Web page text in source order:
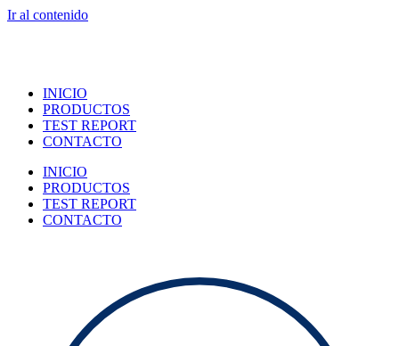
Ir al contenido
INICIO
PRODUCTOS
TEST REPORT
CONTACTO
INICIO
PRODUCTOS
TEST REPORT
CONTACTO